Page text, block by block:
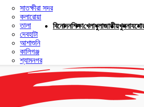
সাতক্ষীরা সদর
কলারোয়া
তালা
দেবহাটা
আশাশুনি
কালিগঞ্জ
শ্যামনগর
বিনোদনশিক্ষাখেলাধুলাজাতীয়খুলনা